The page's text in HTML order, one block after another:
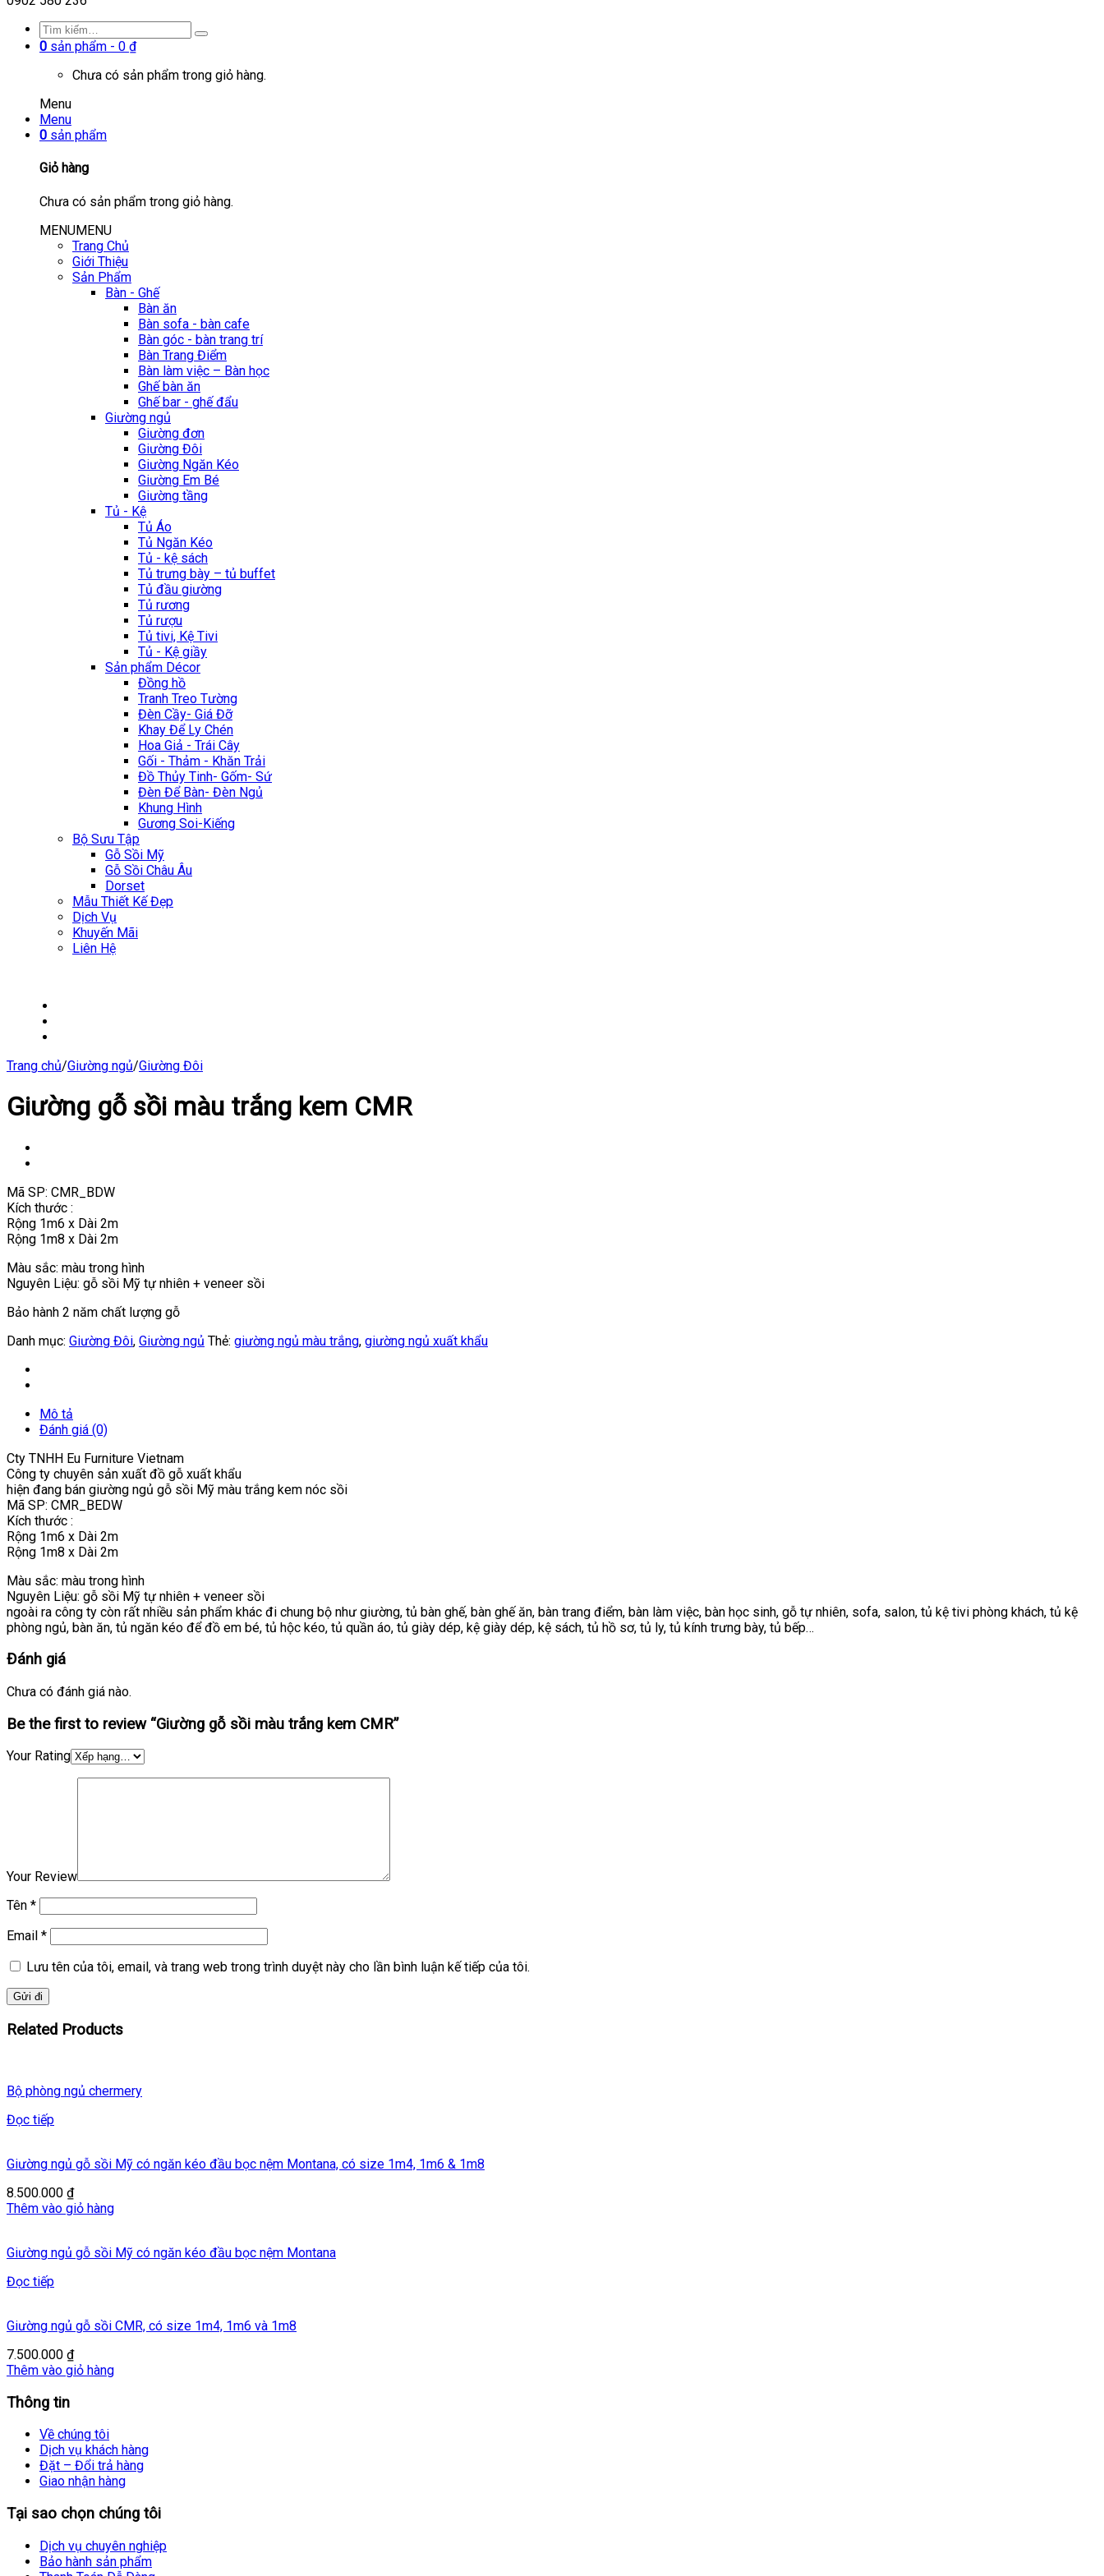
0 sản phẩm - 0 ₫
Chưa có sản phẩm trong giỏ hàng.
Menu
Menu
0 sản phẩm
Giỏ hàng
Chưa có sản phẩm trong giỏ hàng.
MENUMENU
Trang Chủ
Giới Thiệu
Sản Phẩm
Bàn - Ghế
Bàn ăn
Bàn sofa - bàn cafe
Bàn góc - bàn trang trí
Bàn Trang Điểm
Bàn làm việc – Bàn học
Ghế bàn ăn
Ghế bar - ghế đẩu
Giường ngủ
Giường đơn
Giường Đôi
Giường Ngăn Kéo
Giường Em Bé
Giường tầng
Tủ - Kệ
Tủ Áo
Tủ Ngăn Kéo
Tủ - kệ sách
Tủ trưng bày – tủ buffet
Tủ đầu giường
Tủ rương
Tủ rượu
Tủ tivi, Kệ Tivi
Tủ - Kệ giầy
Sản phẩm Décor
Đồng hồ
Tranh Treo Tường
Đèn Cầy- Giá Đỡ
Khay Để Ly Chén
Hoa Giả - Trái Cây
Gối - Thảm - Khăn Trải
Đồ Thủy Tinh- Gốm- Sứ
Đèn Để Bàn- Đèn Ngủ
Khung Hình
Gương Soi-Kiếng
Bộ Sưu Tập
Gỗ Sồi Mỹ
Gỗ Sồi Châu Âu
Dorset
Mẫu Thiết Kế Đẹp
Dịch Vụ
Khuyến Mãi
Liên Hệ
Trang chủ/Giường ngủ/Giường Đôi
Giường gỗ sồi màu trắng kem CMR
Mã SP: CMR_BDW
Kích thước :
Rộng 1m6 x Dài 2m
Rộng 1m8 x Dài 2m
Màu sắc: màu trong hình
Nguyên Liệu: gỗ sồi Mỹ tự nhiên + veneer sồi
Bảo hành 2 năm chất lượng gỗ
Danh mục: Giường Đôi, Giường ngủ Thẻ: giường ngủ màu trắng, giường ngủ xuất khẩu
Mô tả
Đánh giá (0)
Cty TNHH Eu Furniture Vietnam
Công ty chuyên sản xuất đồ gỗ xuất khẩu
hiện đang bán giường ngủ gỗ sồi Mỹ màu trắng kem nóc sồi
Mã SP: CMR_BEDW
Kích thước :
Rộng 1m6 x Dài 2m
Rộng 1m8 x Dài 2m
Màu sắc: màu trong hình
Nguyên Liệu: gỗ sồi Mỹ tự nhiên + veneer sồi
ngoài ra công ty còn rất nhiều sản phẩm khác đi chung bộ như giường, tủ bàn ghế, bàn ghế ăn, bàn trang điểm, bàn làm việc, bàn học sinh, gỗ tự nhiên, sofa, salon, tủ kệ tivi phòng khách, tủ kệ
phòng ngủ, bàn ăn, tủ ngăn kéo để đồ em bé, tủ hộc kéo, tủ quần áo, tủ giày dép, kệ giày dép, kệ sách, tủ hồ sơ, tủ ly, tủ kính trưng bày, tủ bếp…
Đánh giá
Chưa có đánh giá nào.
Be the first to review “Giường gỗ sồi màu trắng kem CMR”
Your Rating
Your Review
Tên *
Email *
Lưu tên của tôi, email, và trang web trong trình duyệt này cho lần bình luận kế tiếp của tôi.
Related Products
Bộ phòng ngủ chermery
Đọc tiếp
Giường ngủ gỗ sồi Mỹ có ngăn kéo đầu bọc nệm Montana, có size 1m4, 1m6 & 1m8
8.500.000 ₫
Thêm vào giỏ hàng
Giường ngủ gỗ sồi Mỹ có ngăn kéo đầu bọc nệm Montana
Đọc tiếp
Giường ngủ gỗ sồi CMR, có size 1m4, 1m6 và 1m8
7.500.000 ₫
Thêm vào giỏ hàng
Thông tin
Về chúng tôi
Dịch vụ khách hàng
Đặt – Đổi trả hàng
Giao nhận hàng
Tại sao chọn chúng tôi
Dịch vụ chuyên nghiệp
Bảo hành sản phẩm